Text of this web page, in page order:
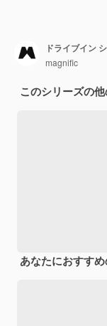
ドライブイン
magnific
このシリーズの
あなたにおすす